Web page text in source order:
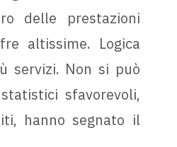
delle prestazioni
altissime. Logica
servizi. Non si può
sfavorevoli,
hanno segnato il